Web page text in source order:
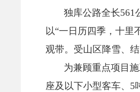
独库公路全长561
以“一日历四季， 十里
观带。 受山区降雪、
为兼顾重点项目
座及以下小型客车、 5